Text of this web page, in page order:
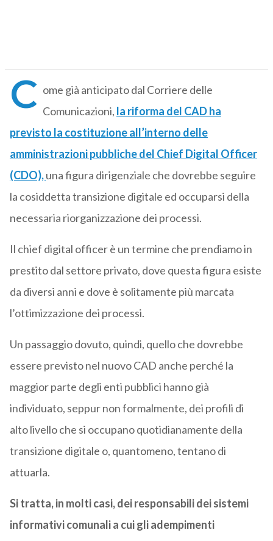
C ome già anticipato dal Corriere delle
Comunicazioni, la riforma del CAD ha
previsto la costituzione all’interno delle
amministrazioni pubbliche del Chief Digital Officer
(CDO),una figura dirigenziale che dovrebbe seguire
la cosiddetta transizione digitale ed occuparsi della
necessaria riorganizzazione dei processi.
Il chief digital officer è un termine che prendiamo in
prestito dal settore privato, dove questa figura esiste
da diversi anni e dove è solitamente più marcata
l’ottimizzazione dei processi.
Un passaggio dovuto, quindi, quello che dovrebbe
essere previsto nel nuovo CAD anche perché la
maggior parte degli enti pubblici hanno già
individuato, seppur non formalmente, dei profili di
alto livello che si occupano quotidianamente della
transizione digitale o, quantomeno, tentano di
attuarla.
Si tratta, in molti casi, dei responsabili dei sistemi
informativi comunali a cui gli adempimenti